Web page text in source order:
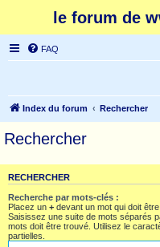
le forum de
FAQ
Index du forum Rechercher
Rechercher
RECHERCHER
Recherche par mots-clés :
Placez un + devant un mot qui doit
Saisissez une suite de mots séparés
mots doit être trouvé. Utilisez le
partielles.